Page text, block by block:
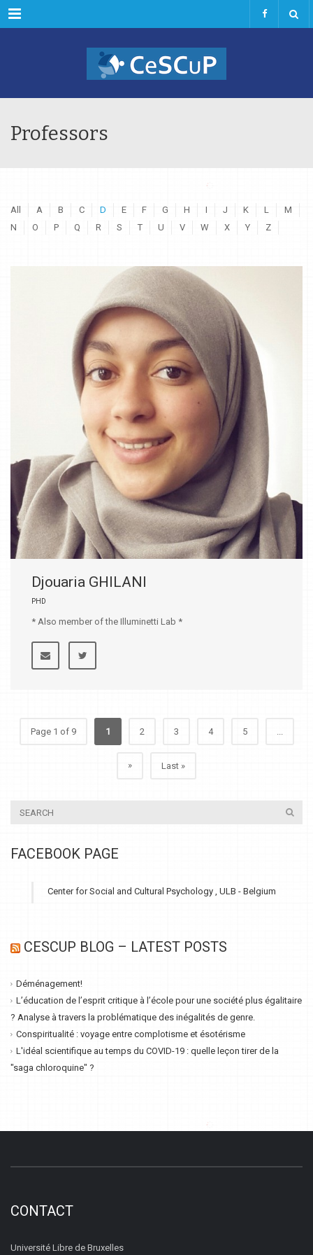
Menu
Professors
All A B C D E F G H I J K L
M
N
O P Q R S T U V W X Y Z
Djouaria GHILANI
PHD
* Also member of the Illuminetti Lab *
Page 1 of 9 1 2 3 4 5 ...
» Last »
FACEBOOK PAGE
Center for Social and Cultural Psychology , ULB - Belgium
CESCUP BLOG – LATEST POSTS
Déménagement!
L’éducation de l’esprit critique à l’école pour une société plus égalitaire
? Analyse à travers la problématique des inégalités de genre.
Conspiritualité : voyage entre complotisme et ésotérisme
L'idéal scientifique au temps du COVID-19 : quelle leçon tirer de la
"saga chloroquine" ?
CONTACT
Université Libre de Bruxelles